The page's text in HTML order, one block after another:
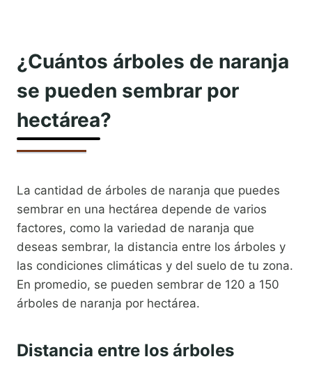
¿Cuántos árboles de naranja
se pueden sembrar por
hectárea?
La cantidad de árboles de naranja que puedes
sembrar en una hectárea depende de varios
factores, como la variedad de naranja que
deseas sembrar, la distancia entre los árboles y
las condiciones climáticas y del suelo de tu zona.
En promedio, se pueden sembrar de 120 a 150
árboles de naranja por hectárea.
Distancia entre los árboles